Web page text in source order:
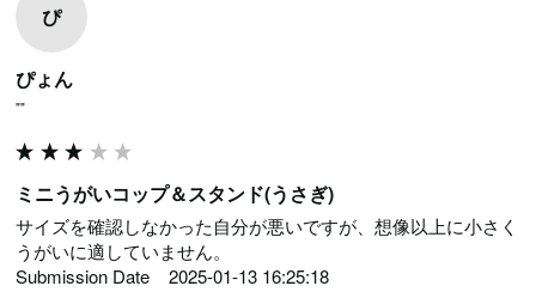
ぴ
ぴょん
""
ミニうがいコップ＆スタンド(うさぎ)
サイズを確認しなかった自分が悪いですが、想像以上に小さく
うがいに適していません。
Submission Date	2025-01-13 16:25:18